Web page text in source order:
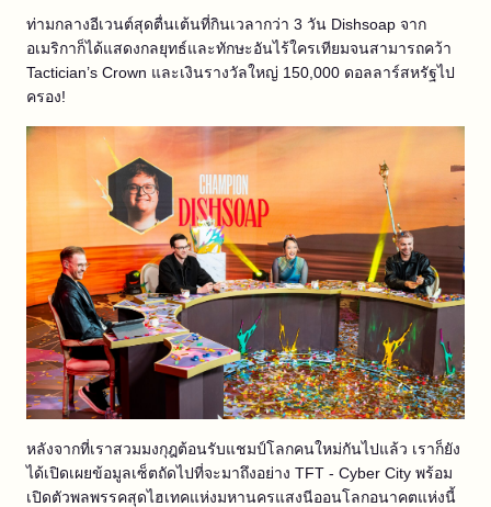
ท่ามกลางอีเวนต์สุดตื่นเต้นที่กินเวลากว่า 3 วัน Dishsoap จาก
อเมริกาก็ได้แสดงกลยุทธ์และทักษะอันไร้ใครเทียมจนสามารถคว้า
Tactician’s Crown และเงินรางวัลใหญ่ 150,000 ดอลลาร์สหรัฐไป
ครอง!
หลังจากที่เราสวมมงกุฎต้อนรับแชมป์โลกคนใหม่กันไปแล้ว เราก็ยัง
ได้เปิดเผยข้อมูลเซ็ตถัดไปที่จะมาถึงอย่าง TFT - Cyber City พร้อม
เปิดตัวพลพรรคสุดไฮเทคแห่งมหานครแสงนีออนโลกอนาคตแห่งนี้